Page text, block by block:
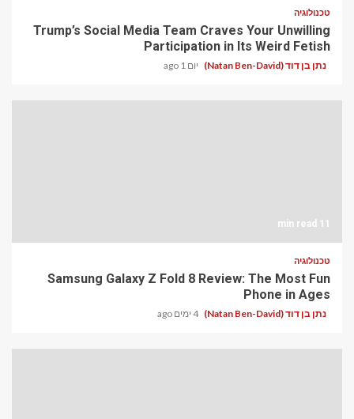
טכנולוגיה
Trump’s Social Media Team Craves Your Unwilling
Participation in Its Weird Fetish
נתן בן דוד (Natan Ben-David) יום 1 ago
11 min read
טכנולוגיה
Samsung Galaxy Z Fold 8 Review: The Most Fun
Phone in Ages
נתן בן דוד (Natan Ben-David) 4 ימים ago